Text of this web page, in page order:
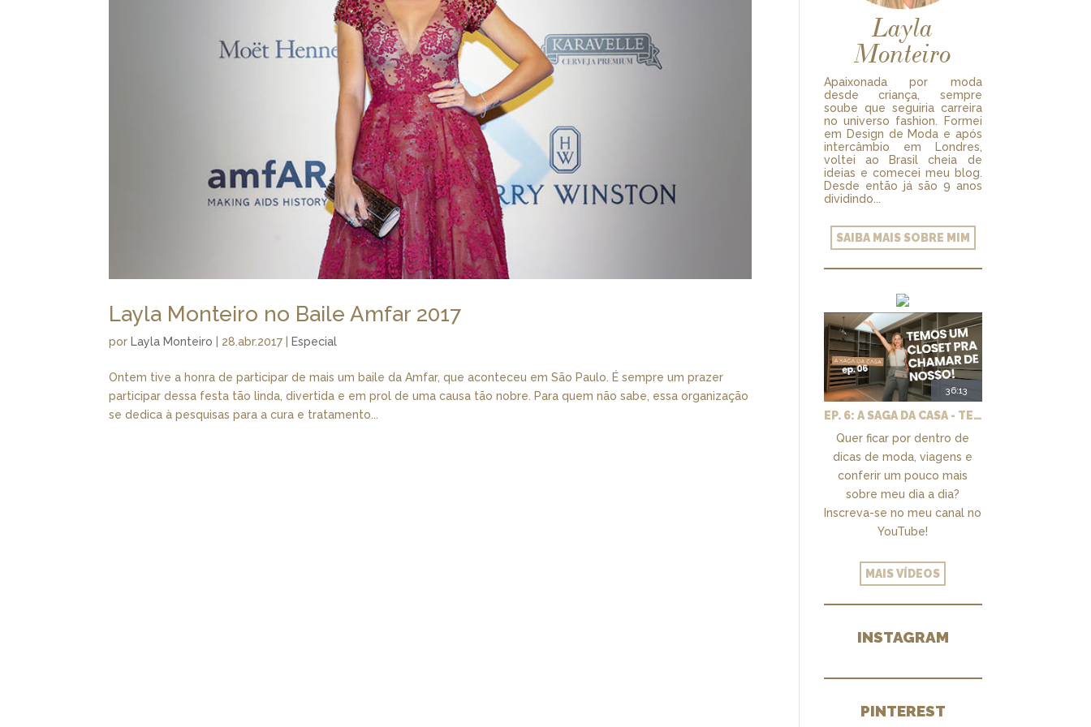
Layla Monteiro no Baile Amfar 2017
porLayla Monteiro | 28.abr.2017 |Especial
Ontem tive a honra de participar de mais um baile da Amfar, que aconteceu em São Paulo. É sempre um prazer
participar dessa festa tão linda, divertida e em prol de uma causa tão nobre. Para quem não sabe, essa organização
se dedica à pesquisas para a cura e tratamento...
Layla
Monteiro
Apaixonada por moda
desde criança, sempre
soube que seguiria carreira
no universo fashion. Formei
em Design de Moda e após
intercâmbio em Londres,
voltei ao Brasil cheia de
ideias e comecei meu blog.
Desde então já são 9 anos
dividindo...
SAIBA MAIS SOBRE MIM
36:13
EP. 6: A SAGA DA CASA - TEMOS UM CLOSET PRA CHAMAR DE NOSSO + MARCENARIA E PAISAGISMO
Quer ficar por dentro de
dicas de moda, viagens e
conferir um pouco mais
sobre meu dia a dia?
Inscreva-se no meu canal no
YouTube!
MAIS VÍDEOS
INSTAGRAM
PINTEREST